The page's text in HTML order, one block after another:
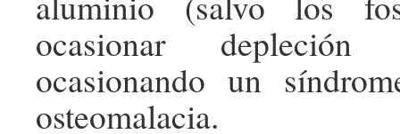
ocasionar
ocasionando un
osteomalacia.